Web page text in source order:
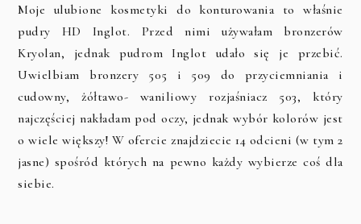
Moje ulubione kosmetyki do konturowania to właśnie
pudry HD Inglot. Przed nimi używałam bronzerów
Kryolan, jednak pudrom Inglot udało się je przebić.
Uwielbiam bronzery 505 i 509 do przyciemniania i
cudowny, żółtawo- waniliowy rozjaśniacz 503, który
najczęściej nakładam pod oczy, jednak wybór kolorów jest
o wiele większy! W ofercie znajdziecie 14 odcieni (w tym 2
jasne) spośród których na pewno każdy wybierze coś dla
siebie.